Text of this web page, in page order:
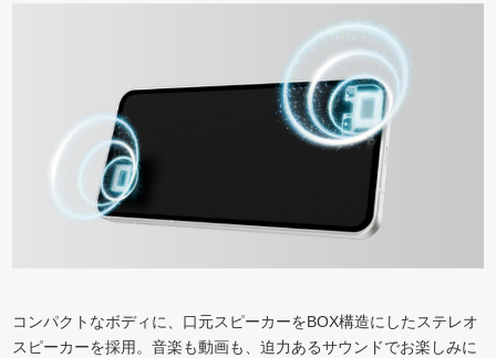
コンパクトなボディに、口元スピーカーをBOX構造にしたステレオ
スピーカーを採用。音楽も動画も、迫力あるサウンドでお楽しみに